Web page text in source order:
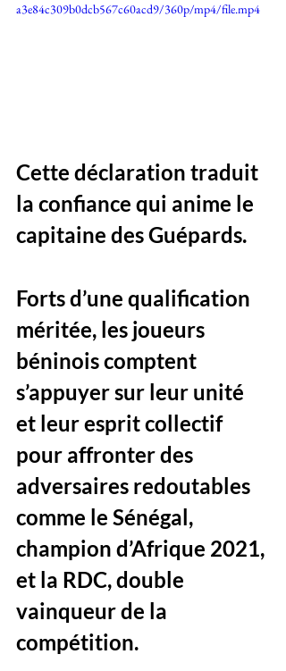
a3e84c309b0dcb567c60acd9/360p/mp4/file.mp4
Cette déclaration traduit
la confiance qui anime le
capitaine des Guépards.
Forts d’une qualification
méritée, les joueurs
béninois comptent
s’appuyer sur leur unité
et leur esprit collectif
pour affronter des
adversaires redoutables
comme le Sénégal,
champion d’Afrique 2021,
et la RDC, double
vainqueur de la
compétition.